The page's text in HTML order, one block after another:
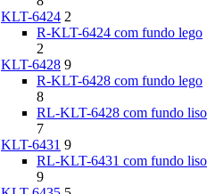
KLT-6424 2
R-KLT-6424 com fundo lego
2
KLT-6428 9
R-KLT-6428 com fundo lego
8
RL-KLT-6428 com fundo liso
7
KLT-6431 9
RL-KLT-6431 com fundo liso
9